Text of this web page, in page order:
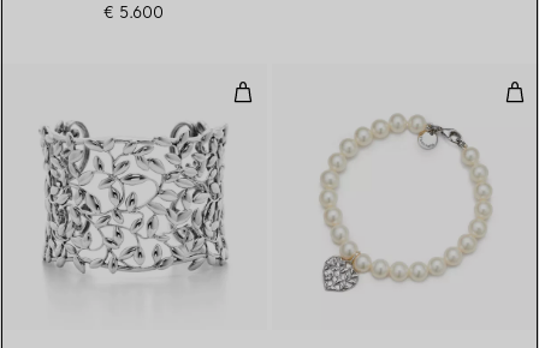
€ 5.600
Olive Leaf Armreif